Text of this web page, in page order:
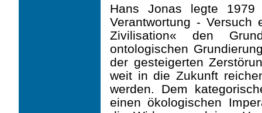
Hans Jonas legte
Verantwortung - Versuch
Zivilisation« den
ontologischen
der gesteigerten
weit in die Zukunft
werden. Dem
einen ökologischen